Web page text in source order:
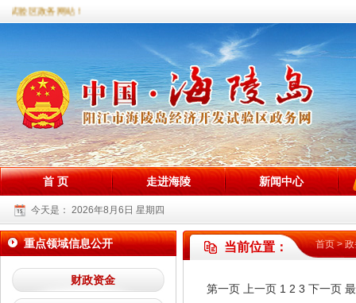
验区政务网站！
首 页 走进海陵 新闻中心
今天是： 2026年8月6日 星期四
重点领域信息公开
财政资金
当前位置： 首页>
第一页 上一页 1 2 3 下一页